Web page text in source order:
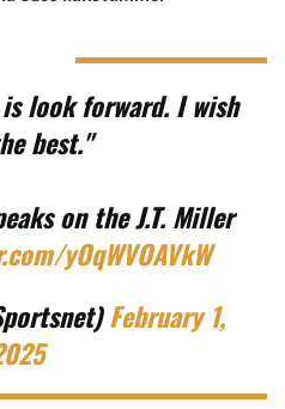
look forward. I wish
best."
on the J.T. Miller
yOqWVOAVkW
February 1,